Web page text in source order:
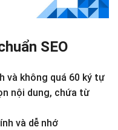
SEO
và không quá 60 ký tự
nội dung, chứa từ
và dễ nhớ